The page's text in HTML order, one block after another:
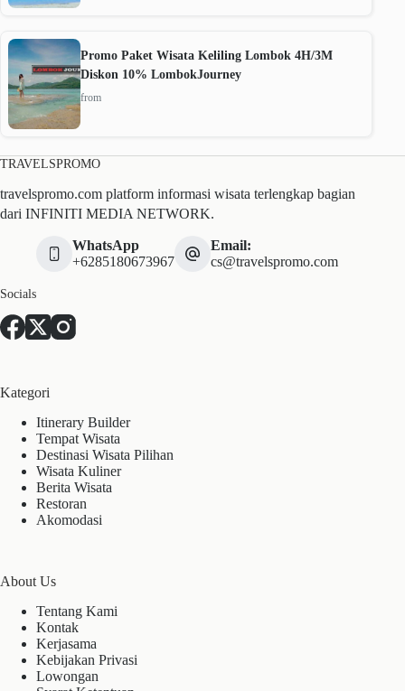
Promo Paket Wisata Keliling Lombok 4H/3M
Diskon 10% LombokJourney
from
TRAVELSPROMO
travelspromo.com platform informasi wisata terlengkap bagian
dari INFINITI MEDIA NETWORK.
WhatsApp
+6285180673967
Email:
cs@travelspromo.com
Socials
Kategori
Itinerary Builder
Tempat Wisata
Destinasi Wisata Pilihan
Wisata Kuliner
Berita Wisata
Restoran
Akomodasi
About Us
Tentang Kami
Kontak
Kerjasama
Kebijakan Privasi
Lowongan